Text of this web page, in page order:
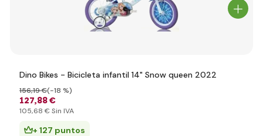
Dino Bikes - Bicicleta infantil 14" Snow queen 2022
127,88 €
156,19 €(-18 %)
105,68 € Sin IVA
+ 127 puntos